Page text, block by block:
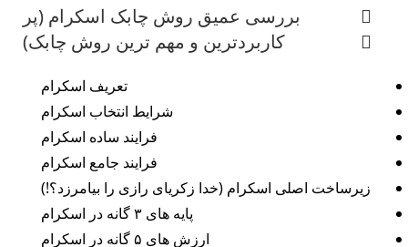
بررسی عمیق روش چابک اسکرام (پر
کاربردترین و مهم ترین روش چابک)
تعریف اسکرام
شرایط انتخاب اسکرام
فرایند ساده اسکرام
فرایند جامع اسکرام
زیرساخت اصلی اسکرام (خدا زکریای رازی را بیامرزد؟!)
پایه های ۳ گانه در اسکرام
ارزش های ۵ گانه در اسکرام